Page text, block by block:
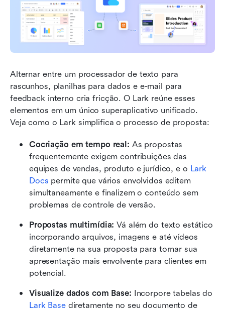
Alternar entre um processador de texto para
rascunhos, planilhas para dados e e-mail para
feedback interno cria fricção. O Lark reúne esses
elementos em um único superaplicativo unificado.
Veja como o Lark simplifica o processo de proposta:
Cocriação em tempo real: As propostas
frequentemente exigem contribuições das
equipes de vendas, produto e jurídico, e o Lark
Docs permite que vários envolvidos editem
simultaneamente e finalizem o conteúdo sem
problemas de controle de versão.
Propostas multimídia: Vá além do texto estático
incorporando arquivos, imagens e até vídeos
diretamente na sua proposta para tornar sua
apresentação mais envolvente para clientes em
potencial.
Visualize dados com Base:
Lark Base diretamente no seu documento de